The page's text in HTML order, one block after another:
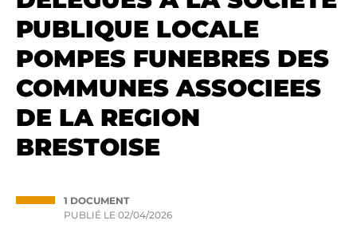
PUBLIQUE LOCALE
POMPES FUNEBRES DES
COMMUNES ASSOCIEES
DE LA REGION
BRESTOISE
1 DOCUMENT
PUBLIÉ LE 02/04/2026